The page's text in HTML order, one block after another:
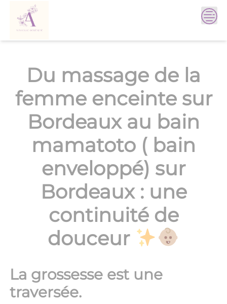
Du massage de la
femme enceinte sur
Bordeaux au bain
mamatoto ( bain
enveloppé) sur
Bordeaux : une
continuité de
douceur
La grossesse est une
traversée.